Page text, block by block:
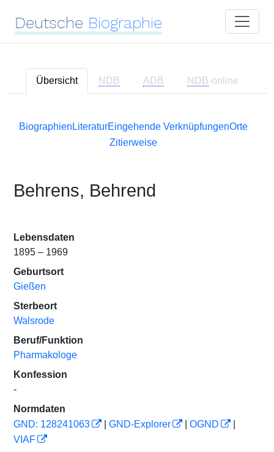
Deutsche Biographie
Übersicht NDB ADB NDB-online
Biographien LiteraturEingehende VerknüpfungenOrte
Zitierweise
Behrens, Behrend
Lebensdaten
1895 – 1969
Geburtsort
Gießen
Sterbeort
Walsrode
Beruf/Funktion
Pharmakologe
Konfession
-
Normdaten
GND: 128241063
GND-Explorer OGND
VIAF